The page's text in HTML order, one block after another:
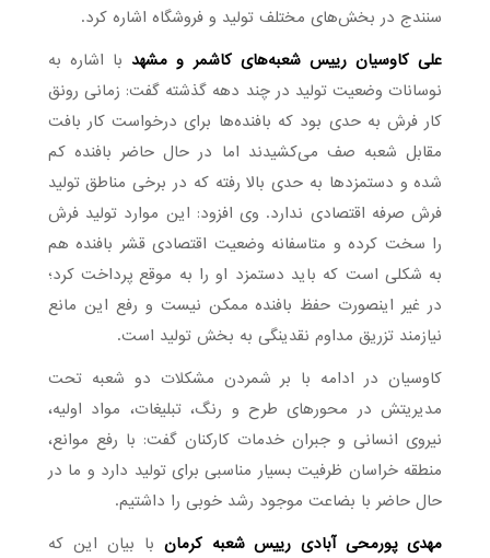
سنندج در بخش‌های مختلف تولید و فروشگاه اشاره کرد.
علی کاوسیان رییس شعبه‌های کاشمر و مشهد با اشاره به
نوسانات وضعیت تولید در چند دهه گذشته گفت: زمانی رونق
کار فرش به حدی بود که بافنده‌ها برای درخواست کار بافت
مقابل شعبه صف می‌کشیدند اما در حال حاضر بافنده کم
شده و دستمزدها به حدی بالا رفته که در برخی مناطق تولید
فرش صرفه اقتصادی ندارد. وی افزود: این موارد تولید فرش
را سخت کرده و متاسفانه وضعیت اقتصادی قشر بافنده هم
به شکلی است که باید دستمزد او را به موقع پرداخت کرد؛
در غیر اینصورت حفظ بافنده ممکن نیست و رفع این مانع
نیازمند تزریق مداوم نقدینگی به بخش تولید است.
کاوسیان در ادامه با بر شمردن مشکلات دو شعبه تحت
مدیریتش در محورهای طرح و رنگ، تبلیغات، مواد اولیه،
نیروی انسانی و جبران خدمات کارکنان گفت: با رفع موانع،
منطقه خراسان ظرفیت بسیار مناسبی برای تولید دارد و ما در
حال حاضر با بضاعت موجود رشد خوبی را داشتیم.
مهدی پورمحی آبادی رییس شعبه کرمان با بیان این که